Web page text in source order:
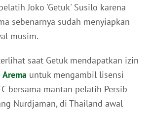
Joko 'Getuk' Susilo karena
sebenarnya sudah menyiapkan
musim.
saat Getuk mendapatkan izin
Arema untuk mengambil lisensi
bersama mantan pelatih Persib
Nurdjaman, di Thailand awal